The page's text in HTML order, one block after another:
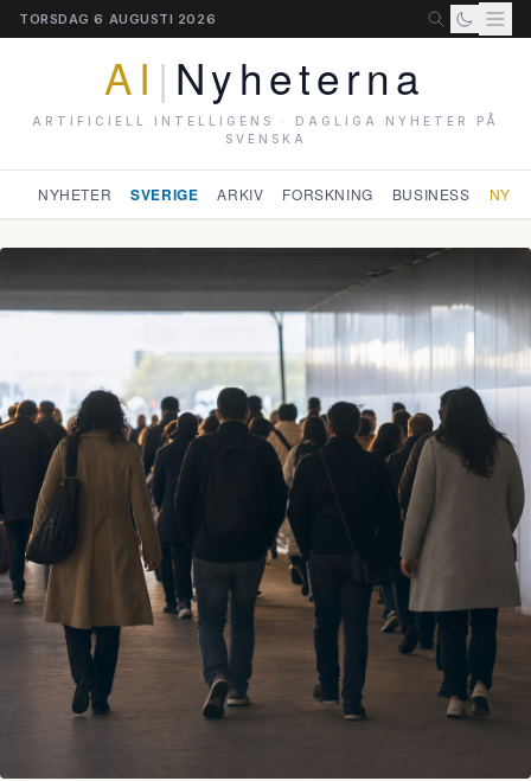
TORSDAG 6 AUGUSTI 2026
AI | Nyheterna
ARTIFICIELL INTELLIGENS · DAGLIGA NYHETER PÅ
SVENSKA
NYHETER SVERIGE ARKIV FORSKNING BUSINESS